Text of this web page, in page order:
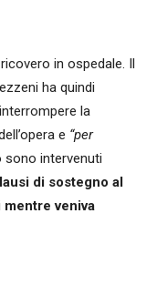
in ospedale. Il
ha quindi
la
e “per
sono intervenuti
di sostegno al
veniva